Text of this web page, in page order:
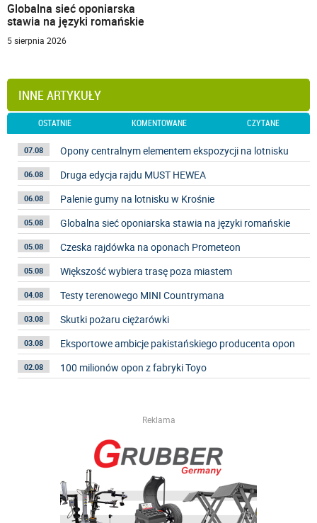
Globalna sieć oponiarska
stawia na języki romańskie
5 sierpnia 2026
INNE ARTYKUŁY
OSTATNIE KOMENTOWANE CZYTANE
07.08 Opony centralnym elementem ekspozycji na lotnisku
06.08 Druga edycja rajdu MUST HEWEA
06.08 Palenie gumy na lotnisku w Krośnie
05.08 Globalna sieć oponiarska stawia na języki romańskie
05.08 Czeska rajdówka na oponach Prometeon
05.08 Większość wybiera trasę poza miastem
04.08 Testy terenowego MINI Countrymana
03.08 Skutki pożaru ciężarówki
03.08 Eksportowe ambicje pakistańskiego producenta opon
02.08 100 milionów opon z fabryki Toyo
Reklama